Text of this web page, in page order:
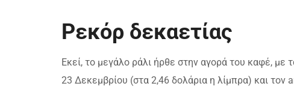
Ρεκόρ δεκαετίας
Εκεί, το μεγάλο ράλι ήρθε στην αγορά του καφέ, με
23 Δεκεμβρίου (στα 2,46 δολάρια η λίμπρα) και τον